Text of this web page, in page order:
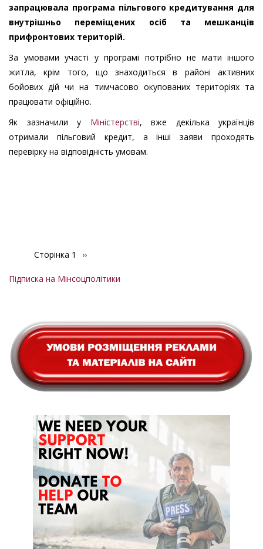
запрацювала програма пільгового кредитування для
внутрішньо переміщених осіб та мешканців
прифронтових територій.
За умовами участі у програмі потрібно не мати іншого
житла, крім того, що знаходиться в районі активних
бойових дій чи на тимчасово окупованих територіях та
працювати офіційно.
Як зазначили у Міністерстві, вже декілька українців
отримали пільговий кредит, а інші заяви проходять
перевірку на відповідність умовам.
Розбивка
сторінки
Сторінка 1
Наступна
››
Підписка на Мінсоцполітики